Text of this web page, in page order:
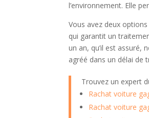
l’environnement. Elle
Vous avez deux
qui garantit un
un an, qu’il est assuré,
agréé dans un délai de
Trouvez un expert
Rachat voiture
Rachat voiture